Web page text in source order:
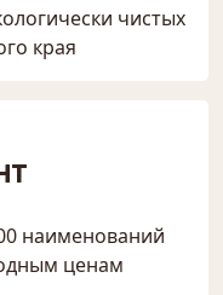
чистых
края
наименований
ценам